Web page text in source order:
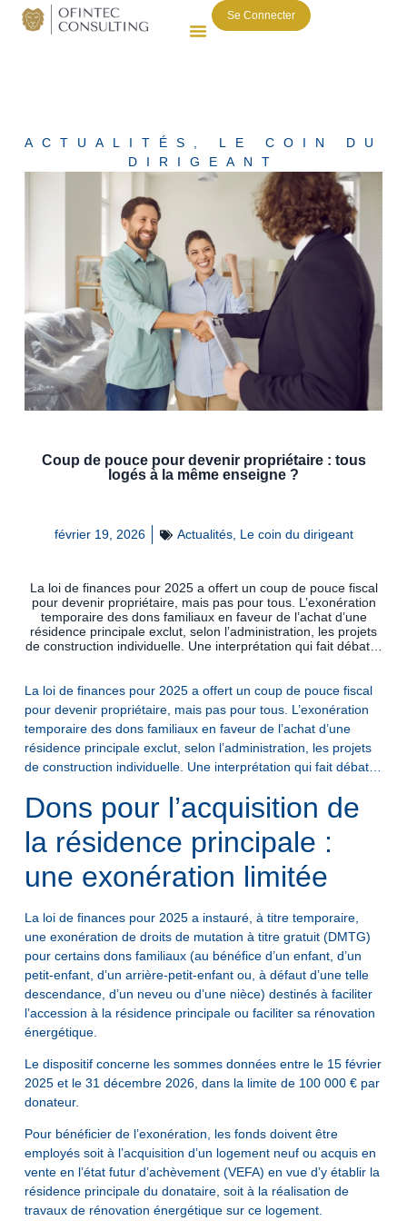
Se Connecter
ACTUALITÉS
LE COIN DU
DIRIGEANT
Coup de pouce pour devenir propriétaire : tous
logés à la même enseigne ?
février 19, 2026 Actualités, Le coin du dirigeant
La loi de finances pour 2025 a offert un coup de pouce fiscal
pour devenir propriétaire, mais pas pour tous. L’exonération
temporaire des dons familiaux en faveur de l’achat d’une
résidence principale exclut, selon l’administration, les projets
de construction individuelle. Une interprétation qui fait débat…
La loi de finances pour 2025 a offert un coup de pouce fiscal
pour devenir propriétaire, mais pas pour tous. L’exonération
temporaire des dons familiaux en faveur de l’achat d’une
résidence principale exclut, selon l’administration, les projets
de construction individuelle. Une interprétation qui fait débat…
Dons pour l’acquisition de
la résidence principale :
une exonération limitée
La loi de finances pour 2025 a instauré, à titre temporaire,
une exonération de droits de mutation à titre gratuit (DMTG)
pour certains dons familiaux (au bénéfice d’un enfant, d’un
petit-enfant, d’un arrière-petit-enfant ou, à défaut d’une telle
descendance, d’un neveu ou d’une nièce) destinés à faciliter
l’accession à la résidence principale ou faciliter sa rénovation
énergétique.
Le dispositif concerne les sommes données entre le 15 février
2025 et le 31 décembre 2026, dans la limite de 100 000 € par
donateur.
Pour bénéficier de l’exonération, les fonds doivent être
employés soit à l’acquisition d’un logement neuf ou acquis en
vente en l’état futur d’achèvement (VEFA) en vue d’y établir la
résidence principale du donataire, soit à la réalisation de
travaux de rénovation énergétique sur ce logement.